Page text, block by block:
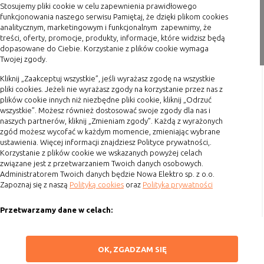
Stosujemy pliki cookie w celu zapewnienia prawidłowego
funkcjonowania naszego serwisu Pamiętaj, że dzięki plikom cookies
analitycznym, marketingowym i funkcjonalnym zapewnimy, że
treści, oferty, promocje, produkty, informacje, które widzisz będą
dopasowane do Ciebie. Korzystanie z plików cookie wymaga
Twojej zgody.
Kliknij „Zaakceptuj wszystkie”, jeśli wyrażasz zgodę na wszystkie
pliki cookies. Jeżeli nie wyrażasz zgody na korzystanie przez nas z
plików cookie innych niż niezbędne pliki cookie, kliknij „Odrzuć
wszystkie”. Możesz również dostosować swoje zgody dla nas i
naszych partnerów, kliknij „Zmieniam zgody”. Każdą z wyrażonych
zgód możesz wycofać w każdym momencie, zmieniając wybrane
ustawienia. Więcej informacji znajdziesz Polityce prywatności,.
Korzystanie z plików cookie we wskazanych powyżej celach
związane jest z przetwarzaniem Twoich danych osobowych.
Administratorem Twoich danych będzie Nowa Elektro sp. z o.o.
Zapoznaj się z naszą Polityką cookies oraz Polityka prywatności
Przetwarzamy dane w celach:
treści i reklam oraz ich pomiaru, tworzenia statystyk, poprawy
OK, ZGADZAM SIĘ
witryny oraz dostępnych na niej funkcji
Reklamy
umożliwiają wyświetlanie reklam,
które są bardziej interesujące dla
użytkowników, a jednocześnie
reklamodawców, personalizować
reklamy, mogą być używane również
do wyświetlania reklam poza stronami
witryny (domeny)
Lokalizacja
umożliwiają dostosowanie
wyświetlanych informacji do
lokalizacji użytkownika
Analizy i
badania,
oglądalności
umożliwiają właścicielom witryn lepiej
zrozumieć preferencje ich
ulepszać i rozwijać produkty i usługi.
badawcza zbiera anonimowo
informacje i przetwarza dane na
temat trendów bez identyfikowania
Blog
Zakupy
Terminy realizacji
Koszty przesyłki
Dostawa
Reklamacje
Zwrot towaru
Kontakt
Szybki kontakt
Godziny otwarcia: Pon.-Pt. 8-16
sklep@elektrozysk.pl